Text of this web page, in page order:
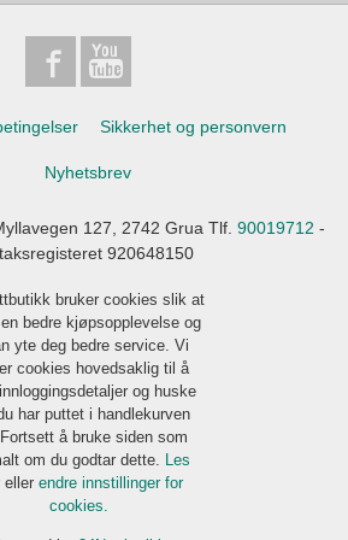
Sikkerhet og personvern
Nyhetsbrev
127, 2742 Grua Tlf. 90019712 -
920648150
bruker cookies slik at
bedre kjøpsopplevelse og
yte deg bedre service. Vi
cookies hovedsaklig til å
og huske
har puttet i handlekurven
å bruke siden som
om du godtar dette.
Les
eller endre innstillinger for
cookies.